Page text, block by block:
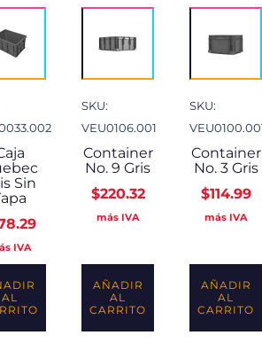
Sin
IVA
AL
SKU:
VEU0106.001
Container
No. 9 Gris
$220.32
más IVA
AÑADIR
AL
CARRITO
SKU:
Container
No. 3 Gris
$114.99
más IVA
AÑADIR
AL
CARRITO